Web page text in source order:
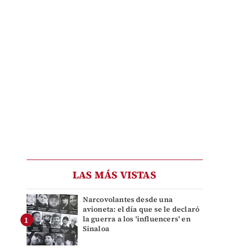
LAS MÁS VISTAS
Narcovolantes desde una
avioneta: el día que se le declaró
la guerra a los 'influencers' en
Sinaloa